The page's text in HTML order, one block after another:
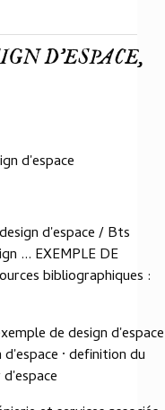
D'ESPACE,
d'espace
d'espace / Bts
... EXEMPLE DE
bibliographiques :
de design d'espace
· definition du